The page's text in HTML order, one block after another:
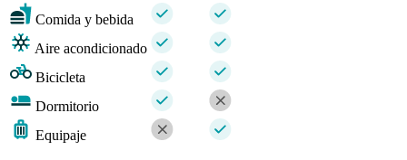
Comida y bebida
Aire acondicionado
Bicicleta
Dormitorio
Equipaje